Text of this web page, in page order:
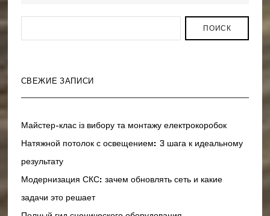
записям
ПОИСК
СВЕЖИЕ ЗАПИСИ
Майстер-клас із вибору та монтажу електрокоробок
Натяжной потолок с освещением: 3 шага к идеальному
результату
Модернизация СКС: зачем обновлять сеть и какие
задачи это решает